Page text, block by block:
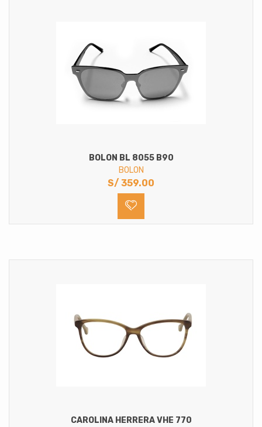
BOLON BL 8055 B90
BOLON
S/ 359.00
CAROLINA HERRERA VHE 770